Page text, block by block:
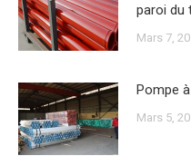
paroi du
Mars 7,
Pompe
Mars 5,